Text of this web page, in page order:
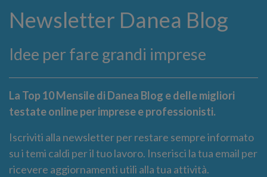
Newsletter Danea Blog
Idee per fare grandi imprese
La Top 10 Mensile di Danea Blog e delle migliori
testate online per imprese e professionisti.
Iscriviti alla newsletter per restare sempre informato
su i temi caldi per il tuo lavoro. Inserisci la tua email per
ricevere aggiornamenti utili alla tua attività.